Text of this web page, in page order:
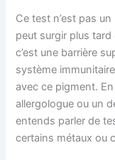
Ce test n’est pas
peut surgir plus
c’est une barrière
système
avec ce pigment.
allergologue ou un
entends parler de
certains métaux ou